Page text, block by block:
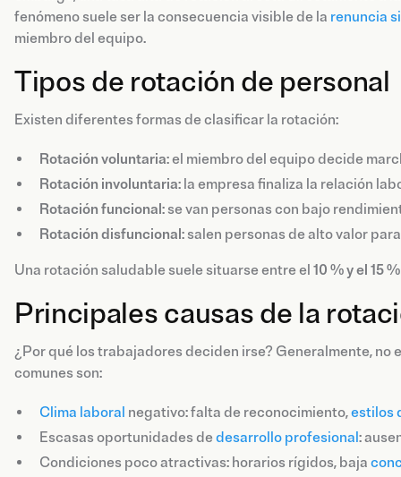
fenómeno suele ser la consecuencia visible de la renuncia
miembro del equipo.
Tipos de rotación de personal
Existen diferentes formas de clasificar la rotación:
Rotación voluntaria: el miembro del equipo decide
Rotación involuntaria: la empresa finaliza la relación
Rotación funcional: se van personas con bajo
Rotación disfuncional: salen personas de alto valor
Una rotación saludable suele situarse entre el 10 % y el 15
Principales causas de la
¿Por qué los trabajadores deciden irse? Generalmente, no
comunes son:
Clima laboral negativo: falta de reconocimiento,estilos
Escasas oportunidades dedesarrollo profesional:
Condiciones poco atractivas: horarios rígidos, baja